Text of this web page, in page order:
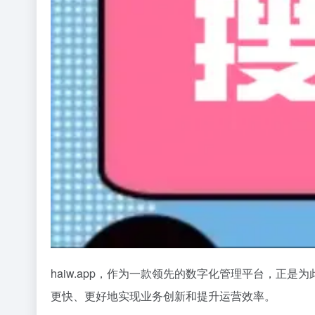
haiw.app，作为一款领先的数字化管理平台，正是
更快、更好地实现业务创新和提升运营效率。